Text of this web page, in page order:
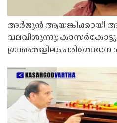
അർജുൻ ആയങ്കിക്കായി
വലവീശുന്നു;
ഗ്രാമങ്ങളിലും പരിശോധന